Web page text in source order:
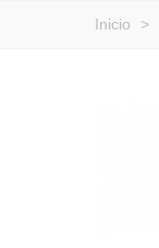
Inicio >